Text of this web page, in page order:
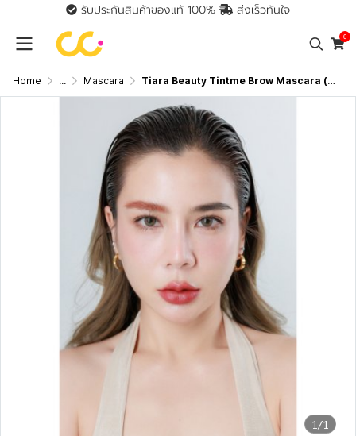
รับประกันสินค้าของแท้ 100% ส่งเร็วทันใจ
0
Home ... Mascara Tiara Beauty Tintme Brow Mascara (3g) เทียร่า บิวตี้ ทินท์มี บราว มาสคาร่า
1/1